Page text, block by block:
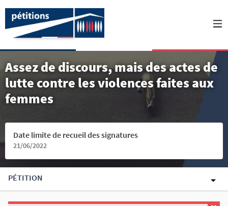
Assez de discours, mais des actes de
lutte contre les violences faites aux
femmes
Date limite de recueil des signatures
21/06/2022
PÉTITION